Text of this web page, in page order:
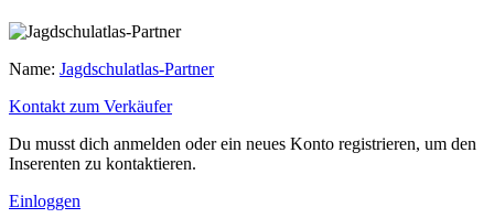
Name: Jagdschulatlas-Partner
Kontakt zum Verkäufer
Du musst dich anmelden oder ein neues Konto registrieren, um den
Inserenten zu kontaktieren.
Einloggen